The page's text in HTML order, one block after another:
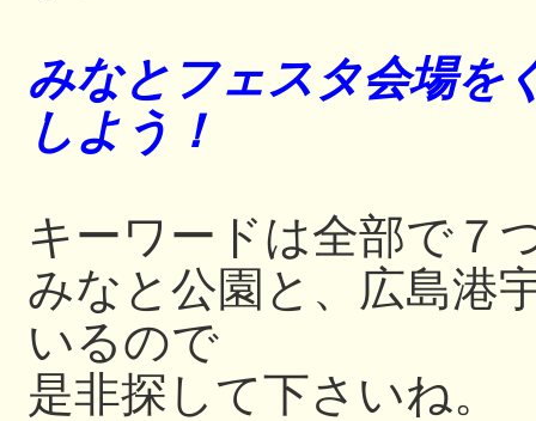
みなとフェスタ会場を
しよう！
キーワードは全部
みなと公園と、広島港
いるので
是非探して下さいね。